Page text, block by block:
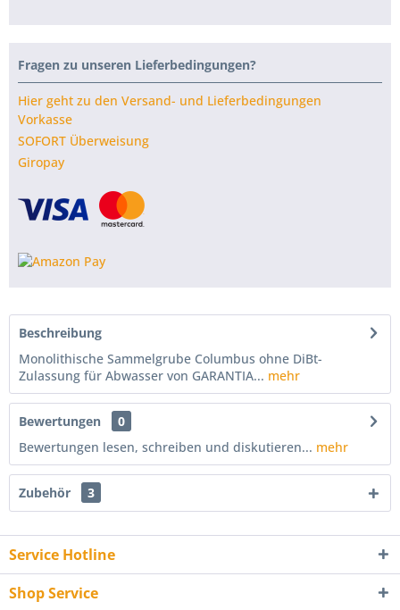
Fragen zu unseren Lieferbedingungen?
Hier geht zu den Versand- und Lieferbedingungen
Vorkasse
SOFORT Überweisung
Giropay
Beschreibung
Monolithische Sammelgrube Columbus ohne DiBt-
Zulassung für Abwasser von GARANTIA... mehr
Bewertungen
0
Bewertungen lesen, schreiben und diskutieren... mehr
Zubehör 3
Service Hotline
Shop Service